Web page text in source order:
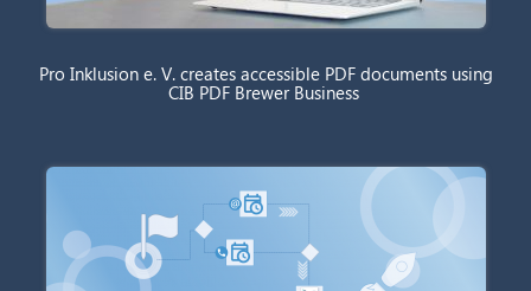
Pro Inklusion e. V. creates accessible PDF documents using
CIB PDF Brewer Business